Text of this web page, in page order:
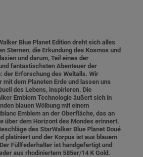
Blue Planet Edition dreht sich alles
Sternen, die Erkundung des Kosmos und
und darum, Teil eines der
fantastischsten Abenteuer der
der Erforschung des Weltalls. Wir
mit dem Planeten Erde und lassen uns
des Lebens, inspirieren. Die
Emblem Technologie äußert sich in
blauen Wölbung mit einem
Emblem an der Oberfläche, das an
über dem Horizont des Mondes erinnert.
des StarWalker Blue Planet Doué
platiniert und der Korpus ist aus blauem
Füllfederhalter ist handgefertigt und
aus rhodiniertem 585er/14 K Gold.